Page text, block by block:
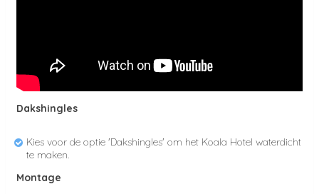
Dakshingles
Kies voor de optie 'Dakshingles' om het Koala Hotel waterdicht
te maken.
Montage